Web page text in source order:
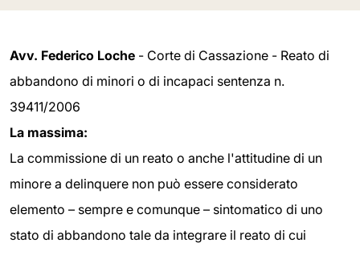
Avv. Federico Loche - Corte di Cassazione - Reato di
abbandono di minori o di incapaci sentenza n.
39411/2006
La massima:
La commissione di un reato o anche l'attitudine di un
minore a delinquere non può essere considerato
elemento – sempre e comunque – sintomatico di uno
stato di abbandono tale da integrare il reato di cui